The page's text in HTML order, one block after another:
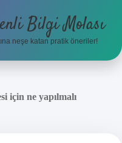
Bilgi Molası
neşe katan pratik öneriler!
için ne yapılmalı